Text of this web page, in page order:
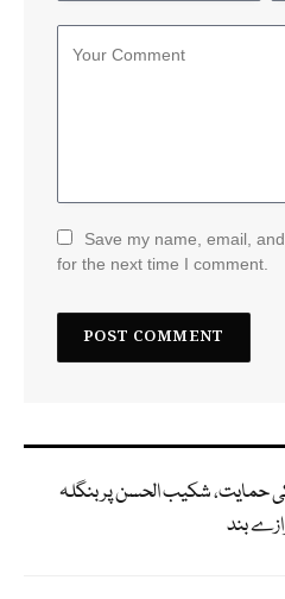
Save my name, email,
for the next time I comment.
حمایت، شکیب الحسن پر بنگلہ
بند